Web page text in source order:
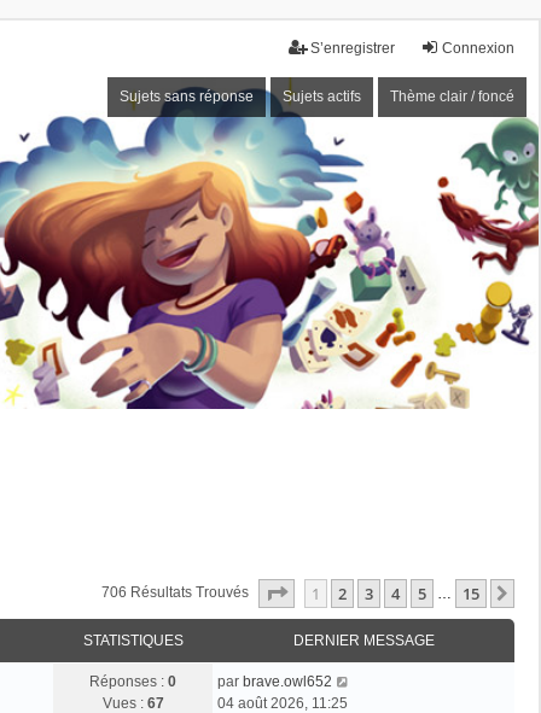
Connexion
S’enregistrer
Sujets sans réponse Sujets actifs Thème clair / foncé
706 Résultats Trouvés Page Sur15
1 2 3 4 5 … 15
STATISTIQUES DERNIER MESSAGE
Réponses : 0
Vues : 67
par brave.owl652
04 août 2026, 11:25